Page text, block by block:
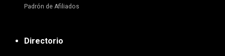
Padrón de Afiliados
Directorio